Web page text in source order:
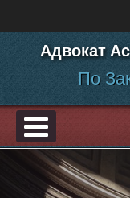
Адвокат
По